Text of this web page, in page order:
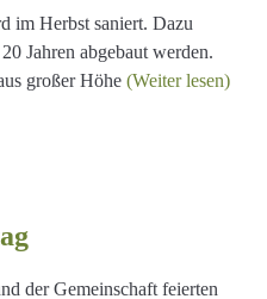
im Herbst saniert. Dazu
Jahren abgebaut werden.
großer Höhe (Weiter lesen)
der Gemeinschaft feierten